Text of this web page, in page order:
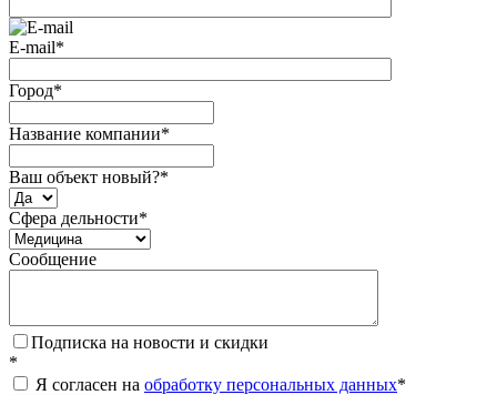
E-mail*
Город*
Название компании*
Ваш объект новый?*
Сфера дельности*
Сообщение
Подписка на новости и скидки
*
Я согласен на обработку персональных данных*